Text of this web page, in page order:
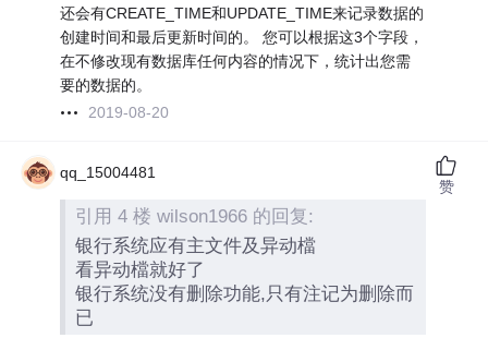
还会有CREATE_TIME和UPDATE_TIME来记录数据的
创建时间和最后更新时间的。 您可以根据这3个字段，
在不修改现有数据库任何内容的情况下，统计出您需
要的数据的。
2019-08-20
qq_15004481
引用 4 楼 wilson1966 的回复:
银行系统应有主文件及异动檔
看异动檔就好了
银行系统没有删除功能,只有注记为删除而
已
赞